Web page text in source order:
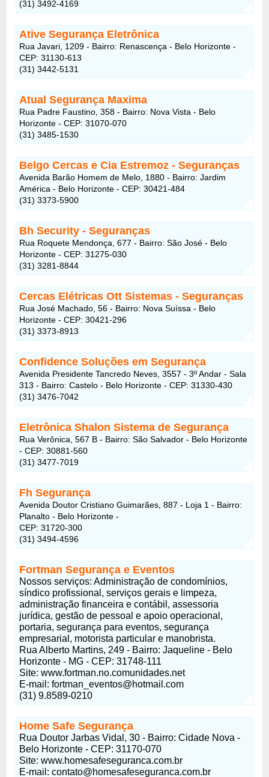
(31) 3492-4169
Ative Segurança Eletrônica
Rua Javari, 1209 - Bairro: Renascença - Belo Horizonte -
CEP: 31130-613
(31) 3442-5131
Atual Segurança Maxima
Rua Padre Faustino, 358 - Bairro: Nova Vista - Belo
Horizonte - CEP: 31070-070
(31) 3485-1530
Belgo Cercas e Cia Estremoz - Seguranças
Avenida Barão Homem de Melo, 1880 - Bairro: Jardim
América - Belo Horizonte - CEP: 30421-484
(31) 3373-5900
Bh Security - Seguranças
Rua Roquete Mendonça, 677 - Bairro: São José - Belo
Horizonte - CEP: 31275-030
(31) 3281-8844
Cercas Elétricas Ott Sistemas - Seguranças
Rua José Machado, 56 - Bairro: Nova Suíssa - Belo
Horizonte - CEP: 30421-296
(31) 3373-8913
Confidence Soluções em Segurança
Avenida Presidente Tancredo Neves, 3557 - 3º Andar - Sala
313 - Bairro: Castelo - Belo Horizonte - CEP: 31330-430
(31) 3476-7042
Eletrônica Shalon Sistema de Segurança
Rua Verônica, 567 B - Bairro: São Salvador - Belo Horizonte
- CEP: 30881-560
(31) 3477-7019
Fh Segurança
Avenida Doutor Cristiano Guimarães, 887 - Loja 1 - Bairro:
Planalto - Belo Horizonte -
CEP: 31720-300
(31) 3494-4596
Fortman Segurança e Eventos
Nossos serviços: Administração de condomínios,
síndico profissional, serviços gerais e limpeza,
administração financeira e contábil, assessoria
jurídica, gestão de pessoal e apoio operacional,
portaria, segurança para eventos, segurança
empresarial, motorista particular e manobrista.
Rua Alberto Martins, 249 - Bairro: Jaqueline - Belo
Horizonte - MG - CEP: 31748-111
Site: www.fortman.no.comunidades.net
E-mail:fortman_eventos@hotmail.com
(31) 9.8589-0210
Home Safe Segurança
Rua Doutor Jarbas Vidal, 30 - Bairro: Cidade Nova -
Belo Horizonte - CEP: 31170-070
Site: www.homesafeseguranca.com.br
E-mail:contato@homesafeseguranca.com.br